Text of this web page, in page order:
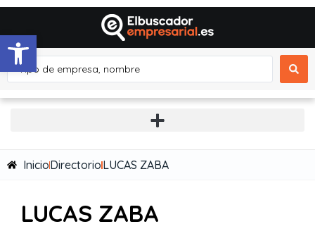
Abrir barra de herramientas
InicioDirectorioLUCAS ZABA
LUCAS ZABA